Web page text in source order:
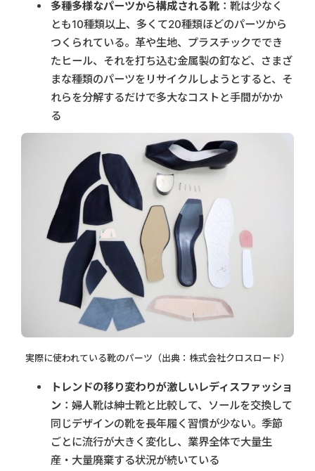
多種多様なパーツから構成される靴 ：靴は少なく
とも10種類以上、多くて20種類ほどのパーツから
つくられている。革や生地、プラスチックででき
たヒール、それを打ち込む金属製の釘など、さまざ
まな種類のパーツをリサイクルしようとすると、そ
れらを分解するだけで多大なコストと手間がかか
る
実際に使われている靴のパーツ（出典：株式会社クロスロード）
トレンドの移り変わりが激しいレディスファッショ
ン ：婦人靴は紳士靴と比較して、ソールを交換して
同じデザインの靴を長年履く習慣が少ない。季節
ごとに流行が大きく変化し、業界全体で大量生
産・大量廃棄する状況が続いている